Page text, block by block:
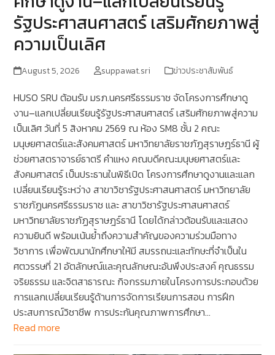
รัฐประศาสนศาสตร์ เสริมศักยภาพสู่
ความเป็นเลิศ
August 5, 2026 suppawat.sri ข่าวประชาสัมพันธ์
HUSO SRU ต้อนรับ มรภ.นครศรีธรรมราช จัดโครงการศึกษาดู
งาน–แลกเปลี่ยนเรียนรู้รัฐประศาสนศาสตร์ เสริมศักยภาพสู่ความ
เป็นเลิศ วันที่ 5 สิงหาคม 2569 ณ ห้อง SM8 ชั้น 2 คณะ
มนุษยศาสตร์และสังคมศาสตร์ มหาวิทยาลัยราชภัฏสุราษฎร์ธานี ผู้
ช่วยศาสตราจารย์ธาตรี คำแหง คณบดีคณะมนุษยศาสตร์และ
สังคมศาสตร์ เป็นประธานในพิธีเปิด โครงการศึกษาดูงานและแลก
เปลี่ยนเรียนรู้ระหว่าง สาขาวิชารัฐประศาสนศาสตร์ มหาวิทยาลัย
ราชภัฏนครศรีธรรมราช และ สาขาวิชารัฐประศาสนศาสตร์
มหาวิทยาลัยราชภัฏสุราษฎร์ธานี โดยได้กล่าวต้อนรับและแสดง
ความยินดี พร้อมเน้นย้ำถึงความสำคัญของความร่วมมือทาง
วิชาการ เพื่อพัฒนานักศึกษาให้มี สมรรถนะและทักษะที่จำเป็นใน
ศตวรรษที่ 21 อัตลักษณ์และคุณลักษณะอันพึงประสงค์ คุณธรรม
จริยธรรม และจิตสาธารณะ กิจกรรมภายในโครงการประกอบด้วย
การแลกเปลี่ยนเรียนรู้ด้านการจัดการเรียนการสอน การฝึก
ประสบการณ์วิชาชีพ การประกันคุณภาพการศึกษา…
Read more